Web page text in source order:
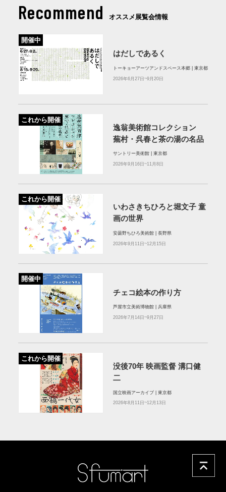
Recommend オススメ展覧会情報
開催中
はだしであるく
トーキョーアーツアンドスペース本郷 | 東京都
2026年6月27日~9月20日
これから開催
逸翁美術館コレクション
蕪村・呉春と茶の湯の名品
サントリー美術館 | 東京都
2026年9月16日~11月8日
これから開催
いわさきちひろと堀文子 童
画の世界
安曇野ちひろ美術館 | 長野県
2026年9月11日~12月15日
開催中
チェコ絵本の作り方
芦屋市立美術博物館 | 兵庫県
2026年7月14日~9月27日
これから開催
没後70年 映画監督 溝口健
二
国立映画アーカイブ | 東京都
2026年8月11日~12月13日